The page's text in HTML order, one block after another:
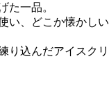
た一品。
い、どこか懐かしい
り込んだアイスクリ